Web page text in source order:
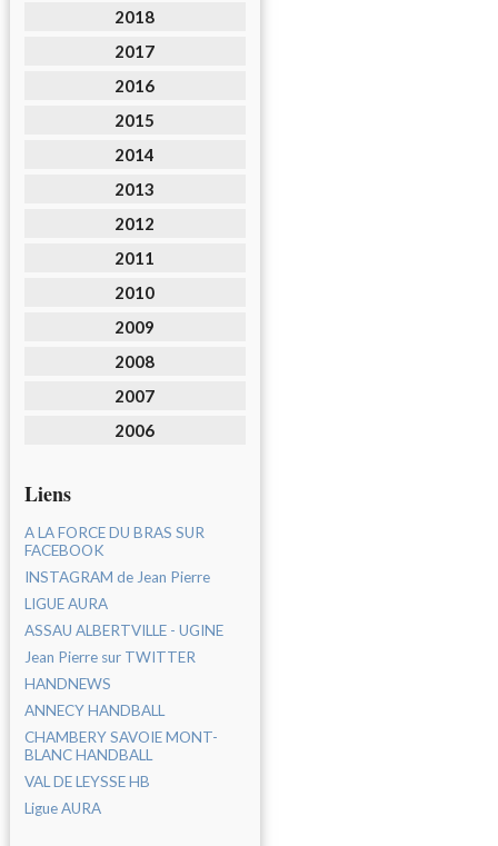
2018
2017
2016
2015
2014
2013
2012
2011
2010
2009
2008
2007
2006
Liens
A LA FORCE DU BRAS SUR
FACEBOOK
INSTAGRAM de Jean Pierre
LIGUE AURA
ASSAU ALBERTVILLE - UGINE
Jean Pierre sur TWITTER
HANDNEWS
ANNECY HANDBALL
CHAMBERY SAVOIE MONT-
BLANC HANDBALL
VAL DE LEYSSE HB
Ligue AURA